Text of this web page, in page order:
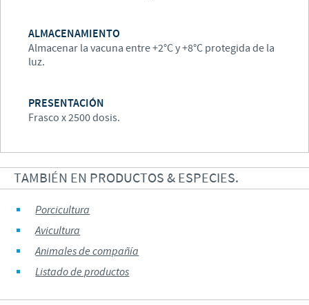
ALMACENAMIENTO
Almacenar la vacuna entre +2°C y +8°C protegida de la
luz.
PRESENTACIÓN
Frasco x 2500 dosis.
TAMBIÉN EN PRODUCTOS & ESPECIES.
Porcicultura
Avicultura
Animales de compañía
Listado de productos